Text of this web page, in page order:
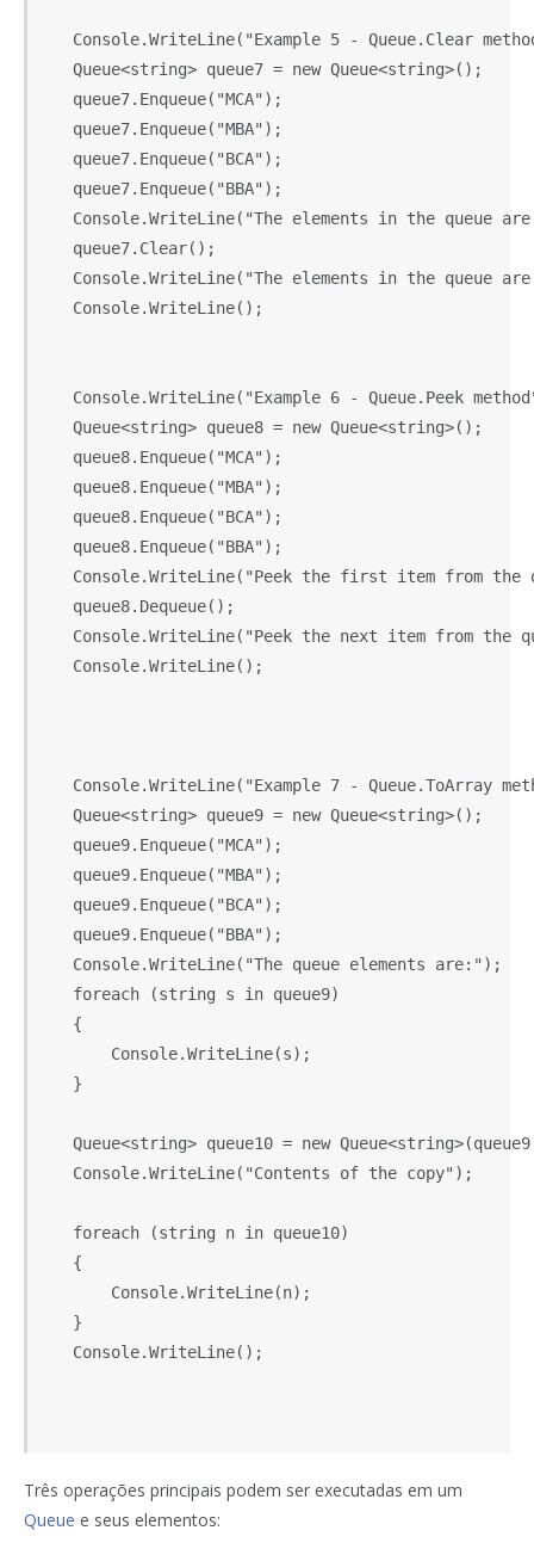
Console.WriteLine("Example 5 - Queue.Clear
   Queue<string> queue7 = new Queue<string>();
   queue7.Enqueue("MCA");
   queue7.Enqueue("MBA");
   queue7.Enqueue("BCA");
   queue7.Enqueue("BBA");
Console.WriteLine("The elements in the queue
   queue7.Clear();
Console.WriteLine("The elements in the queue
   Console.WriteLine();
Console.WriteLine("Example 6 - Queue.Peek
   Queue<string> queue8 = new Queue<string>();
   queue8.Enqueue("MCA");
   queue8.Enqueue("MBA");
   queue8.Enqueue("BCA");
   queue8.Enqueue("BBA");
Console.WriteLine("Peek the first item from the
   queue8.Dequeue();
Console.WriteLine("Peek the next item from the
   Console.WriteLine();
Console.WriteLine("Example 7 - Queue.ToArray
   Queue<string> queue9 = new Queue<string>();
   queue9.Enqueue("MCA");
   queue9.Enqueue("MBA");
   queue9.Enqueue("BCA");
   queue9.Enqueue("BBA");
   Console.WriteLine("The queue elements are:");
   foreach (string s in queue9)
   {
       Console.WriteLine(s);
   }
Queue<string> queue10 = new
   Console.WriteLine("Contents of the copy");
   foreach (string n in queue10)
   {
       Console.WriteLine(n);
   }
   Console.WriteLine();
Três operações principais podem ser executadas em um
Queue e seus elementos: